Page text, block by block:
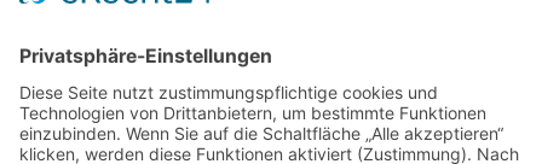
Suche
Datenschutz
Cookie-Einstellungen